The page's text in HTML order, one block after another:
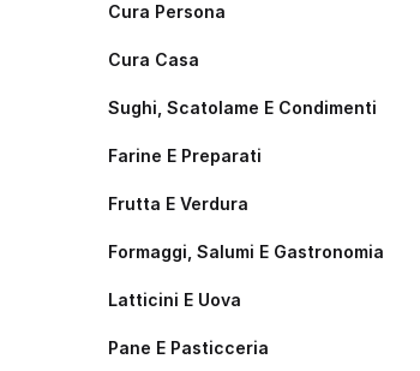
Cura Persona
Cura Casa
Sughi, Scatolame E Condimenti
Farine E Preparati
Frutta E Verdura
Formaggi, Salumi E Gastronomia
Latticini E Uova
Pane E Pasticceria